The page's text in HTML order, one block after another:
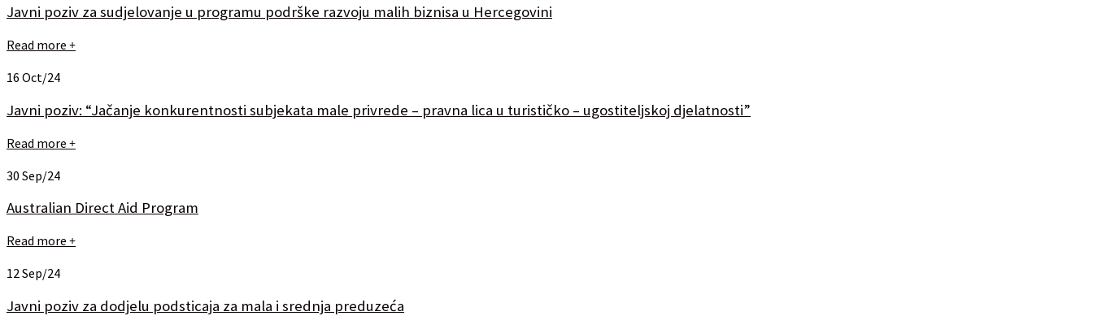
Javni poziv za sudjelovanje u programu podrške razvoju malih biznisa u Hercegovini
Read more +
16 Oct/24
Javni poziv: “Jačanje konkurentnosti subjekata male privrede – pravna lica u turističko – ugostiteljskoj djelatnosti”
Read more +
30 Sep/24
Australian Direct Aid Program
Read more +
12Sep/24
Javni poziv za dodjelu podsticaja za mala i srednja preduzeća